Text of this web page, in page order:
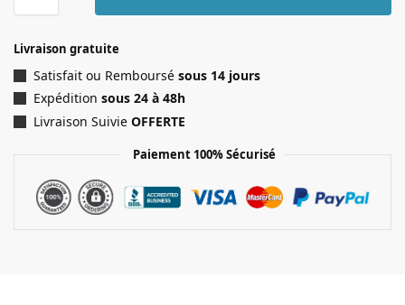
Livraison gratuite
Satisfait ou Remboursé sous 14 jours
Expédition sous 24 à 48h
Livraison Suivie OFFERTE
Paiement 100% Sécurisé